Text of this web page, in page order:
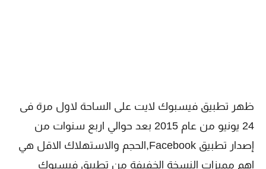
ظهر تطبيق فيسبوك لايت على الساحة لاول مرة فى
24 يونيو من عام 2015 بعد حوالي اربع سنوات من
إصدار تطبيق Facebook,الحجم والاستهلاك الاقل هي
اهم مميزات النسخة الخفيفة من تطبيق فيسبوك